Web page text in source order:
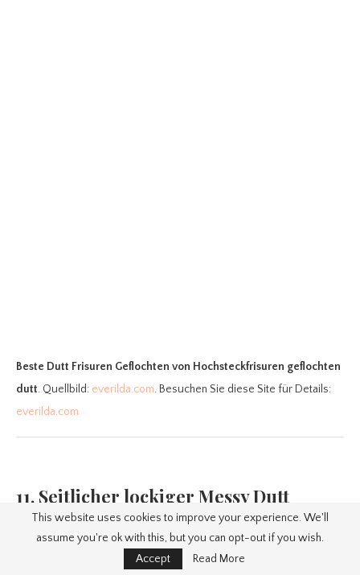
Beste Dutt Frisuren Geflochten von Hochsteckfrisuren geflochten
dutt. Quellbild: everilda.com. Besuchen Sie diese Site für Details:
everilda.com
11. Seitlicher lockiger Messy Dutt
Lockere lässige Dutt Frisuren
This website uses cookies to improve your experience. We'll
assume you're ok with this, but you can opt-out if you wish.
Accept
Read More